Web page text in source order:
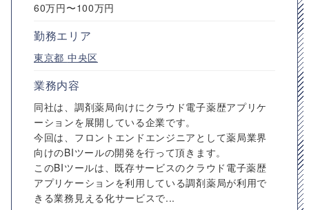
60万円〜100万円
勤務エリア
東京都 中央区
業務内容
同社は、調剤薬局向けにクラウド電子薬歴アプリケ
ーションを展開している企業です。
今回は、フロントエンドエンジニアとして薬局業界
向けのBIツールの開発を行って頂きます。
このBIツールは、既存サービスのクラウド電子薬歴
アプリケーションを利用している調剤薬局が利用で
きる業務見える化サービスで...